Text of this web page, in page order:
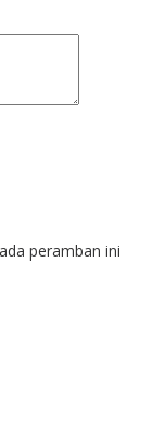
peramban ini